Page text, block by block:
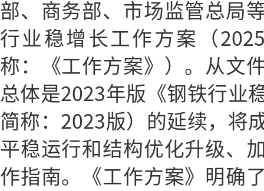
部、商务部、市场监管总局
行业稳增长工作方案（
称：《工作方案》）。从文
总体是2023年版《钢铁行业
简称：2023版）的延续，将
平稳运行和结构优化升级、
作指南。《工作方案》明确